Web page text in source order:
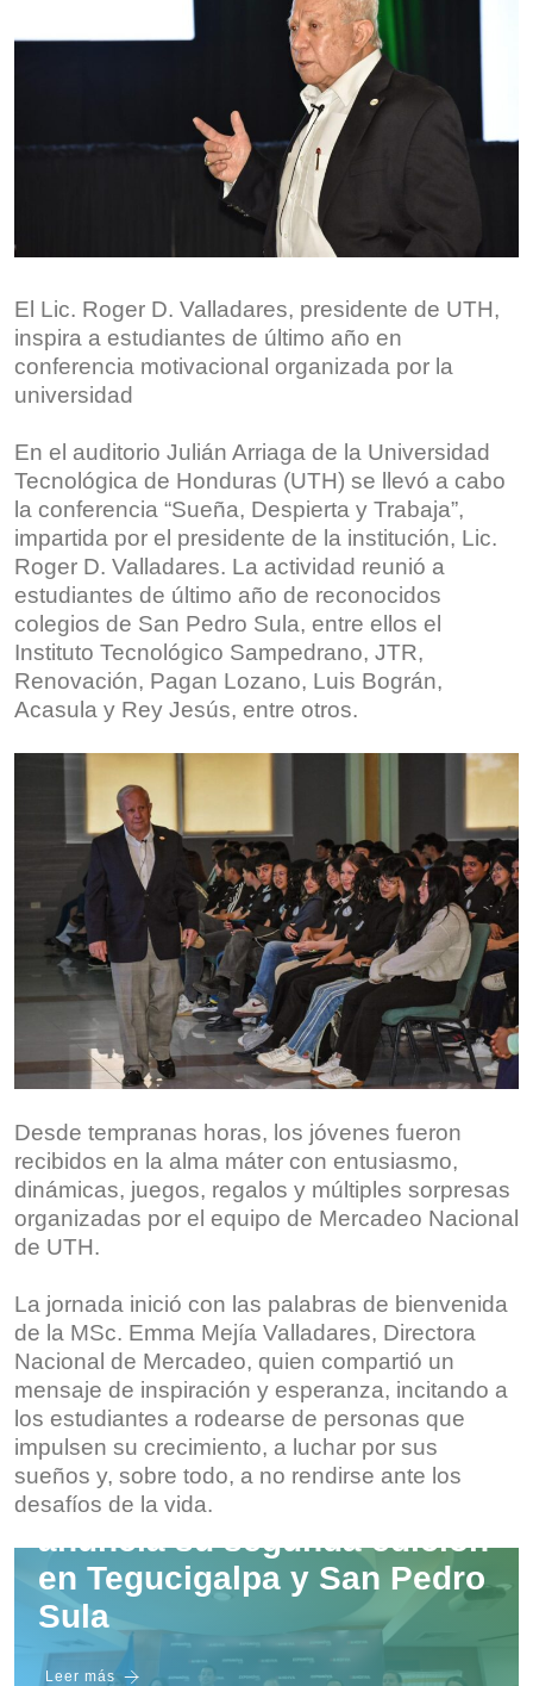
El Lic. Roger D. Valladares, presidente de UTH,
inspira a estudiantes de último año en
conferencia motivacional organizada por la
universidad
En el auditorio Julián Arriaga de la Universidad
Tecnológica de Honduras (UTH) se llevó a cabo
la conferencia “Sueña, Despierta y Trabaja”,
impartida por el presidente de la institución, Lic.
Roger D. Valladares. La actividad reunió a
estudiantes de último año de reconocidos
colegios de San Pedro Sula, entre ellos el
Instituto Tecnológico Sampedrano, JTR,
Renovación, Pagan Lozano, Luis Bográn,
Acasula y Rey Jesús, entre otros.
Desde tempranas horas, los jóvenes fueron
recibidos en la alma máter con entusiasmo,
dinámicas, juegos, regalos y múltiples sorpresas
organizadas por el equipo de Mercadeo Nacional
de UTH.
La jornada inició con las palabras de bienvenida
de la MSc. Emma Mejía Valladares, Directora
Nacional de Mercadeo, quien compartió un
mensaje de inspiración y esperanza, incitando a
los estudiantes a rodearse de personas que
impulsen su crecimiento, a luchar por sus
sueños y, sobre todo, a no rendirse ante los
desafíos de la vida.
Empresarial
EXPOMÓVIL 2026 se
expande a nivel nacional y
anuncia su segunda edición
en Tegucigalpa y San Pedro
Sula
Leer más